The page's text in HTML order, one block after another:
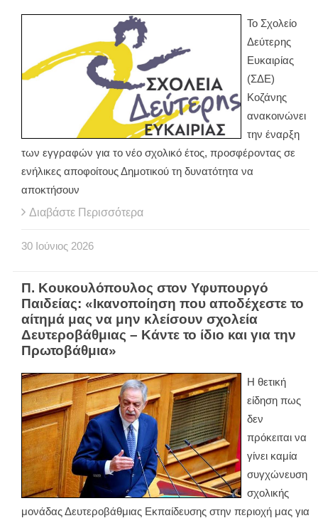
Το Σχολείο
Δεύτερης
Ευκαιρίας
(ΣΔΕ)
Κοζάνης
ανακοινώνει
την έναρξη
των εγγραφών για το νέο σχολικό έτος, προσφέροντας σε
ενήλικες αποφοίτους Δημοτικού τη δυνατότητα να
αποκτήσουν
Διαβάστε Περισσότερα
30 Ιούνιος 2026
Π. Κουκουλόπουλος στον Υφυπουργό
Παιδείας: «Ικανοποίηση που αποδέχεστε το
αίτημά μας να μην κλείσουν σχολεία
Δευτεροβάθμιας – Κάντε το ίδιο και για την
Πρωτοβάθμια»
Η θετική
είδηση πως
δεν
πρόκειται να
γίνει καμία
συγχώνευση
σχολικής
μονάδας Δευτεροβάθμιας Εκπαίδευσης στην περιοχή μας για